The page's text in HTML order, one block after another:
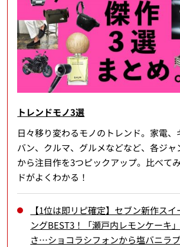
トレンドモノ3選
日々移り変わるモノのトレンド。家電、
バン、クルマ、グルメなどなど、各ジャ
から注目作を3つピックアップ。比べて
ドがよくわかる！
【1位は即リピ確定】セブン新作ス
ングBEST3！「瀬戸内レモンケーキ
さ…ショコラシフォンから塩バニラ